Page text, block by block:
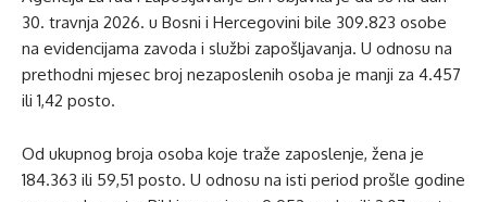
30. travnja 2026. u Bosni i Hercegovini bile 309.823 osobe
na evidencijama zavoda i službi zapošljavanja. U odnosu na
prethodni mjesec broj nezaposlenih osoba je manji za 4.457
ili 1,42 posto.
Od ukupnog broja osoba koje traže zaposlenje, žena je
184.363 ili 59,51 posto. U odnosu na isti period prošle godine